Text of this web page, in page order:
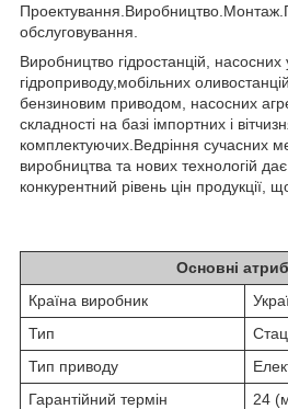
обслуговування.
Виробництво гідростанцій,
гідроприводу,мобільних
бензиновим приводом, насосних
складності на базі імпортних і
комплектуючих.Ведріння сучасних
виробництва та нових технологій
конкурентний рівень цін продукції,
Основні
Країна виробник
Тип
Тип приводу
Гарантійний термін
24